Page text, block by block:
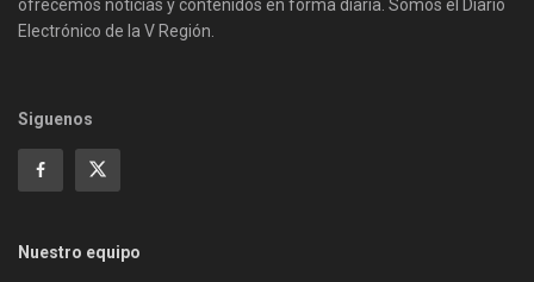
ofrecemos noticias y contenidos en forma diaria. Somos el Diario
Electrónico de la V Región.
Siguenos
Nuestro equipo